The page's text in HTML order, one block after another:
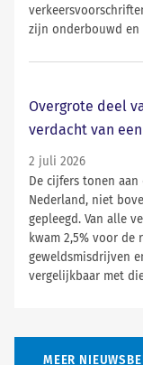
zijn onderbouwd
Overgrote deel
verdacht van
2 juli 2026
De cijfers tonen
Nederland, niet
gepleegd. Van alle
kwam 2,5% voor de
geweldsmisdrijven
vergelijkbaar met
MEER